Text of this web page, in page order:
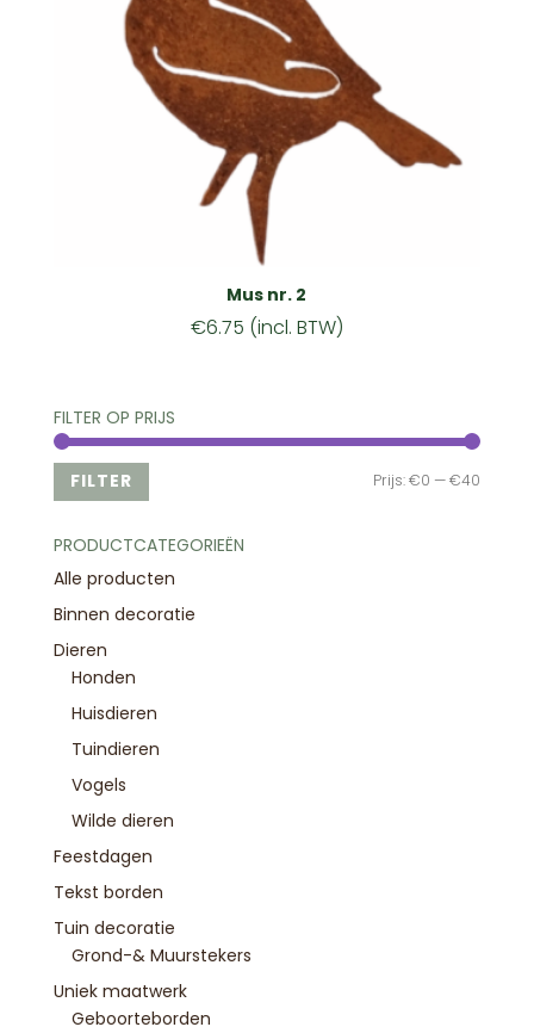
Mus nr. 2
€6.75 (incl. BTW)
FILTER OP PRIJS
FILTER Prijs:€0 —€40
PRODUCTCATEGORIEËN
Alle producten
Binnen decoratie
Dieren
Honden
Huisdieren
Tuindieren
Vogels
Wilde dieren
Feestdagen
Tekst borden
Tuin decoratie
Grond-& Muurstekers
Uniek maatwerk
Geboorteborden